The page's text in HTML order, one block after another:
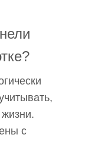
с